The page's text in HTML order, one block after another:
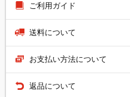
ご利用ガイド
送料について
お支払い方法について
返品について